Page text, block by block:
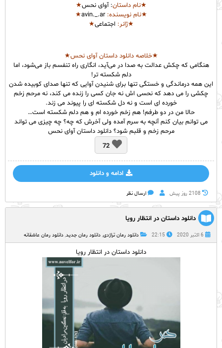
★نام داستان: آوای نحس★
★نام نویسنده: avin._.ar
★
★ژانر: اجتماعی★
★خلاصه دانلود داستان آوای نحس★
هنگامی که چکش عدالت به صدا در می‌آید، انگاری راه تنفسم باز می‌شود، اما
دلم شکسته تر!
این همه درماندگی و خستگی تنها برای شنیدن آوایی که تنها صدای کوبیده شدن
چکشی را می دهد که نحسی اش نه جان کسی را زنده می کند، نه مرحم زخم
خورده ای است و نه دل شکسته ای را پیوند می زند.
حالا من در دو طرفم! هم زخم خورده ام و هم دلم شکسته است…
می توانم بیان کنم آنچه به سرم آمده ولی آخرش که چه؟ چه چیزی می تواند
مرحم زخم و قلبم شود؟ دانلود داستان آوای نحس
72
ادامه و دانلود
2108 روز پيش ارسال نظر
دانلود داستان در انتظار رویا
6 اکتبر 2020 22:15 دانلود رمان تراژدی, دانلود رمان جدید, دانلود رمان عاشقانه
دانلود داستان در انتظار رویا